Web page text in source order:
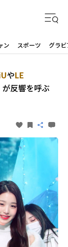
ン スポーツ グラビ
やLE
反響を呼ぶ